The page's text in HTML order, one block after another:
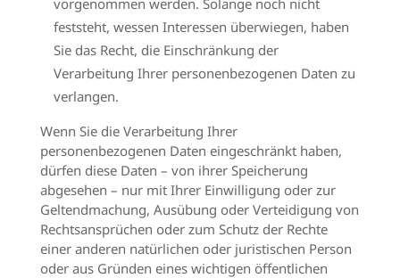
vorgenommen werden. Solange noch nicht
feststeht, wessen Interessen überwiegen, haben
Sie das Recht, die Einschränkung der
Verarbeitung Ihrer personenbezogenen Daten zu
verlangen.
Wenn Sie die Verarbeitung Ihrer
personenbezogenen Daten eingeschränkt haben,
dürfen diese Daten – von ihrer Speicherung
abgesehen – nur mit Ihrer Einwilligung oder zur
Geltendmachung, Ausübung oder Verteidigung von
Rechtsansprüchen oder zum Schutz der Rechte
einer anderen natürlichen oder juristischen Person
oder aus Gründen eines wichtigen öffentlichen